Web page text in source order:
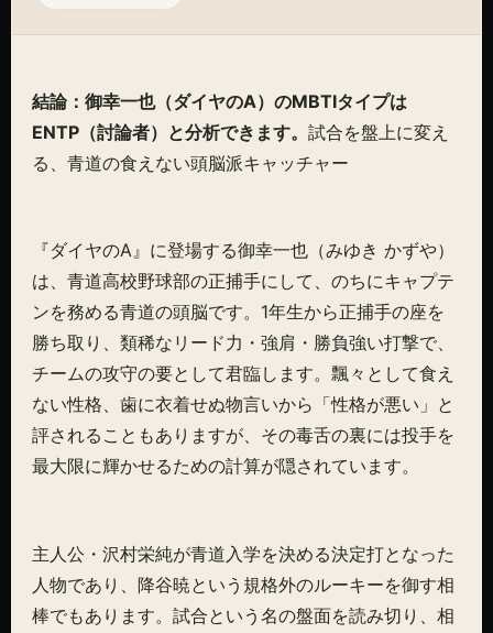
結論：御幸一也（ダイヤのA）のMBTIタイプは
ENTP（討論者）と分析できます。 試合を盤上に変え
る、青道の食えない頭脳派キャッチャー
『ダイヤのA』に登場する御幸一也（みゆき かずや）
は、青道高校野球部の正捕手にして、のちにキャプテ
ンを務める青道の頭脳です。1年生から正捕手の座を
勝ち取り、類稀なリード力・強肩・勝負強い打撃で、
チームの攻守の要として君臨します。飄々として食え
ない性格、歯に衣着せぬ物言いから「性格が悪い」と
評されることもありますが、その毒舌の裏には投手を
最大限に輝かせるための計算が隠されています。
主人公・沢村栄純が青道入学を決める決定打となった
人物であり、降谷暁という規格外のルーキーを御す相
棒でもあります。試合という名の盤面を読み切り、相